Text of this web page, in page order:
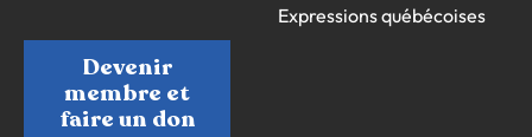
Devenir
membre et
faire un don
Expressions québécoises